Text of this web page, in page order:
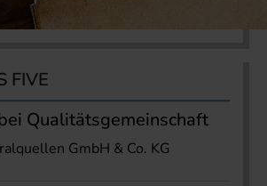
FIVE
Qualitätsgemeinschaft
GmbH & Co. KG